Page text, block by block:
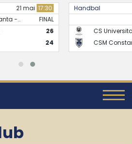
21 mai17:30
-..
FINAL
26
24
Handbal
CS
CSM